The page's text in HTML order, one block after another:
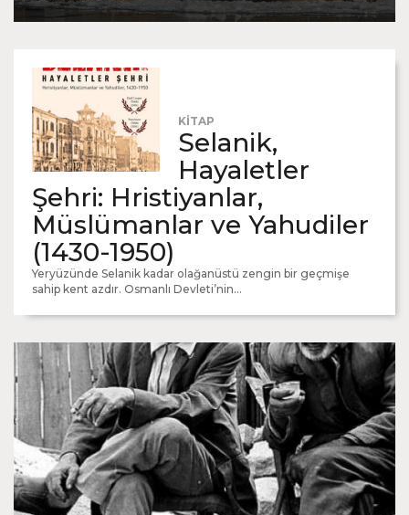
KİTAP
Selanik,
Hayaletler
Şehri: Hristiyanlar,
Müslümanlar ve Yahudiler
(1430-1950)
Yeryüzünde Selanik kadar olağanüstü zengin bir geçmişe
sahip kent azdır. Osmanlı Devleti’nin...